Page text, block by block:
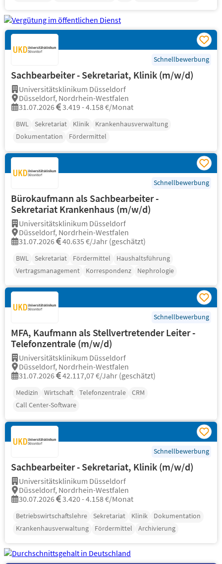
Schnellbewerbung
Sachbearbeiter - Sekretariat, Klinik (m/w/d)
Universitätsklinikum Düsseldorf
Düsseldorf, Nordrhein-Westfalen
31.07.2026
3.419 - 4.158 €/Monat
BWL Sekretariat Klinik
Krankenhausverwaltung
Dokumentation
Fördermittel
Schnellbewerbung
Bürokaufmann als Sachbearbeiter -
Sekretariat Krankenhaus (m/w/d)
Universitätsklinikum Düsseldorf
Düsseldorf, Nordrhein-Westfalen
31.07.2026
40.635 €/Jahr (geschätzt)
BWL Sekretariat Fördermittel
Haushaltsführung
Vertragsmanagement
Korrespondenz Nephrologie
Schnellbewerbung
MFA, Kaufmann als Stellvertretender Leiter -
Telefonzentrale (m/w/d)
Universitätsklinikum Düsseldorf
Düsseldorf, Nordrhein-Westfalen
31.07.2026
42.117,07 €/Jahr (geschätzt)
Medizin Wirtschaft Telefonzentrale
CRM
Call Center-Software
Schnellbewerbung
Sachbearbeiter - Sekretariat, Klinik (m/w/d)
Universitätsklinikum Düsseldorf
Düsseldorf, Nordrhein-Westfalen
30.07.2026
3.420 - 4.158 €/Monat
Betriebswirtschaftslehre Sekretariat Klinik
Dokumentation
Krankenhausverwaltung
Fördermittel Archivierung